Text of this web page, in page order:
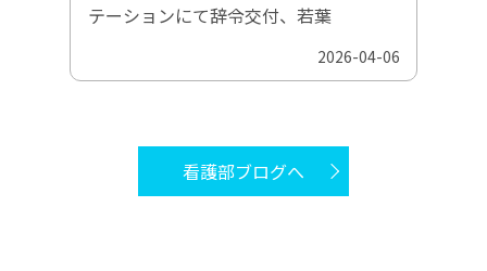
テーションにて辞令交付、若葉
2026-04-06
看護部ブログへ